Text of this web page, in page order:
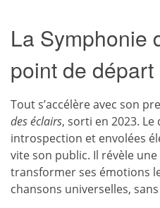
La Symphonie
point de départ
Tout s’accélère avec son
des éclairs, sorti en 2023.
introspection et envolées
vite son public. Il révèle
transformer ses émotions
chansons universelles,